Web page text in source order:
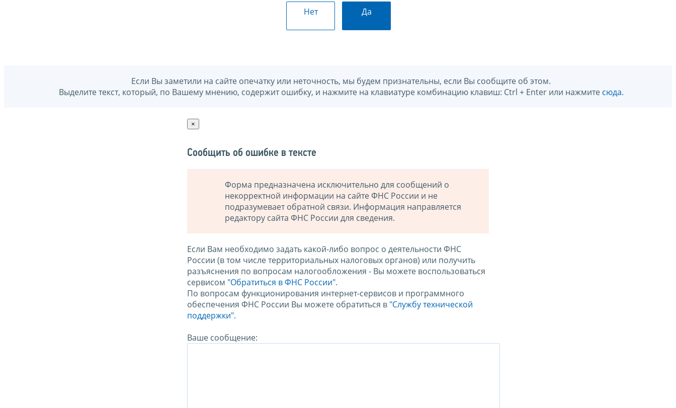
Нет Да
Если Вы заметили на сайте опечатку или неточность, мы будем признательны, если Вы сообщите об этом.
Выделите текст, который, по Вашему мнению, содержит ошибку, и нажмите на клавиатуре комбинацию клавиш: Ctrl + Enter или нажмите сюда.
×
Сообщить об ошибке в тексте
Форма предназначена исключительно для сообщений о
некорректной информации на сайте ФНС России и не
подразумевает обратной связи. Информация направляется
редактору сайта ФНС России для сведения.
Если Вам необходимо задать какой-либо вопрос о деятельности ФНС
России (в том числе территориальных налоговых органов) или получить
разъяснения по вопросам налогообложения - Вы можете воспользоваться
сервисом "Обратиться в ФНС России".
По вопросам функционирования интернет-сервисов и программного
обеспечения ФНС России Вы можете обратиться в "Службу технической
поддержки".
Ваше сообщение: